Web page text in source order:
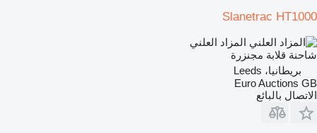
Slanetrac HT1000
المزاد العلني
شاحنة قلابة مجنزرة
بريطانيا، Leeds
Euro Auctions GB
الاتصال بالبائع